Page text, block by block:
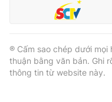
® Cấm sao chép dưới
thuận bằng văn bản. Ghi
thông tin từ website này.